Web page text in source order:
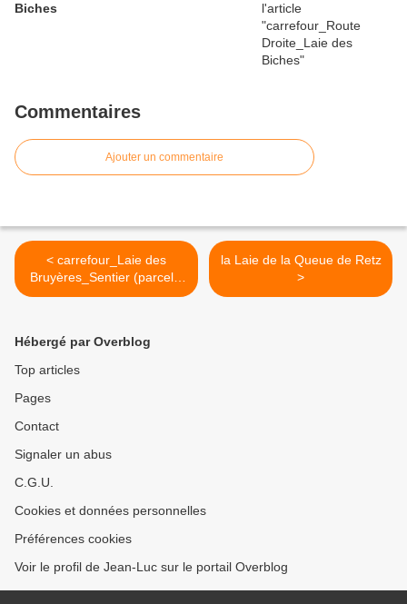
Biches
Commentaires
Ajouter un commentaire
< carrefour_Laie des
Bruyères_Sentier (parcelle
1640)
la Laie de la Queue de Retz
>
Hébergé par Overblog
Top articles
Pages
Contact
Signaler un abus
C.G.U.
Cookies et données personnelles
Préférences cookies
Voir le profil de Jean-Luc sur le portail Overblog